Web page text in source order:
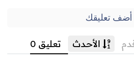
أضف تعليقك